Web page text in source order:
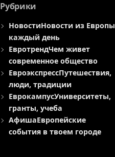
Рубрики
НовостиНовости из Европы
каждый день
ЕвротрендЧем живет
современное общество
ЕвроэкспрессПутешествия,
люди, традиции
ЕврокампусУниверситеты,
гранты, учеба
АфишаЕвропейские
события в твоем городе